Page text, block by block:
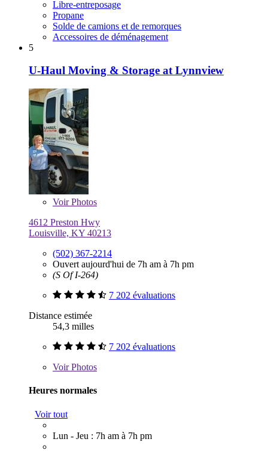
Libre-entreposage
Propane
Solde de camions et de remorques
Accessoires de déménagement
5
U-Haul Moving & Storage at Lynnview
VoirPhotos
4612 Preston Hwy
Louisville, KY 40213
(502) 367-2214
Ouvert aujourd'hui de 7h am à 7h pm
(S Of I-264)
7 202 évaluations
Distance estimée
54,3 milles
7 202 évaluations
VoirPhotos
Heures normales
Voir tout
Lun - Jeu : 7h am à 7h pm